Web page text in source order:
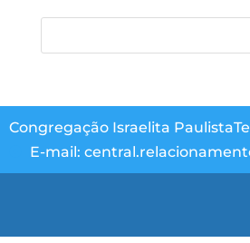
Congregação Israelita Paulista
E-mail: